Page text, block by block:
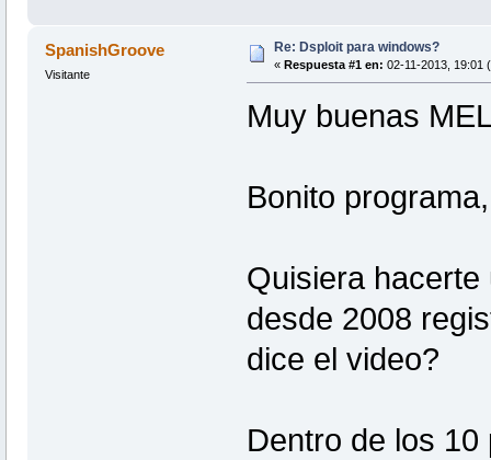
SpanishGroove
Visitante
Re: Dsploit para windows?
« Respuesta #1 en: 02-11-2013, 19:01
Muy buenas
Bonito
Quisiera
desde 2008
dice el video?
Dentro de los